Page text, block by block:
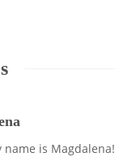
name is Magdalena!